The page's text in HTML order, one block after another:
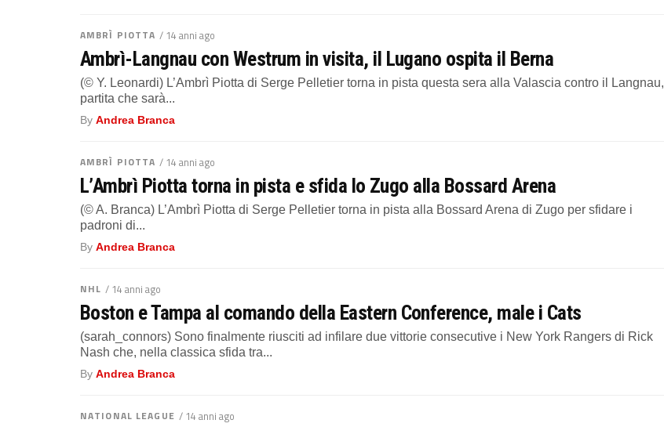
AMBRÌ PIOTTA / 14 anni ago
Ambrì-Langnau con Westrum in visita, il Lugano ospita il Berna
(© Y. Leonardi) L’Ambrì Piotta di Serge Pelletier torna in pista questa sera alla Valascia contro il Langnau,
partita che sarà...
By Andrea Branca
AMBRÌ PIOTTA / 14 anni ago
L’Ambrì Piotta torna in pista e sfida lo Zugo alla Bossard Arena
(© A. Branca) L’Ambrì Piotta di Serge Pelletier torna in pista alla Bossard Arena di Zugo per sfidare i
padroni di...
By Andrea Branca
NHL / 14 anni ago
Boston e Tampa al comando della Eastern Conference, male i Cats
(sarah_connors) Sono finalmente riusciti ad infilare due vittorie consecutive i New York Rangers di Rick
Nash che, nella classica sfida tra...
By Andrea Branca
NATIONAL LEAGUE / 14 anni ago